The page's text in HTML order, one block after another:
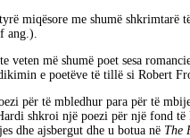
miqësore me shumë shkrimtarë
veten më shumë poet sesa
e poetëve të tillë si Robert
për të mbledhur para për të
shkroi një poezi për një fond
dhe ajsbergut dhe u botua në The